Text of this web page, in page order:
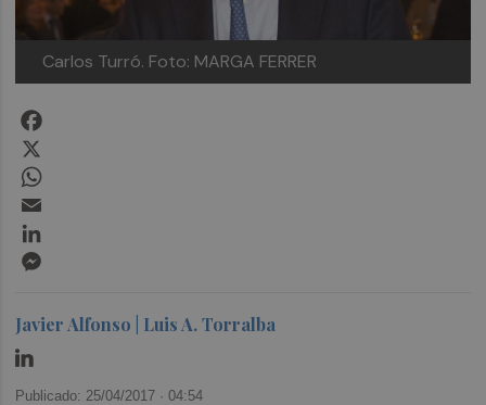
Carlos Turró. Foto: MARGA FERRER
Javier Alfonso | Luis A. Torralba
Publicado: 25/04/2017 ·04:54